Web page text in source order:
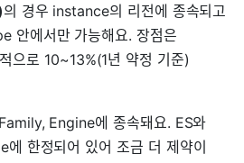
의 경우 instance의 리전에 종속되고
안에서만 가능해요. 장점은
으로 10~13%(1년 약정 기준)
Engine에 종속돼요. ES와
한정되어 있어 조금 더 제약이